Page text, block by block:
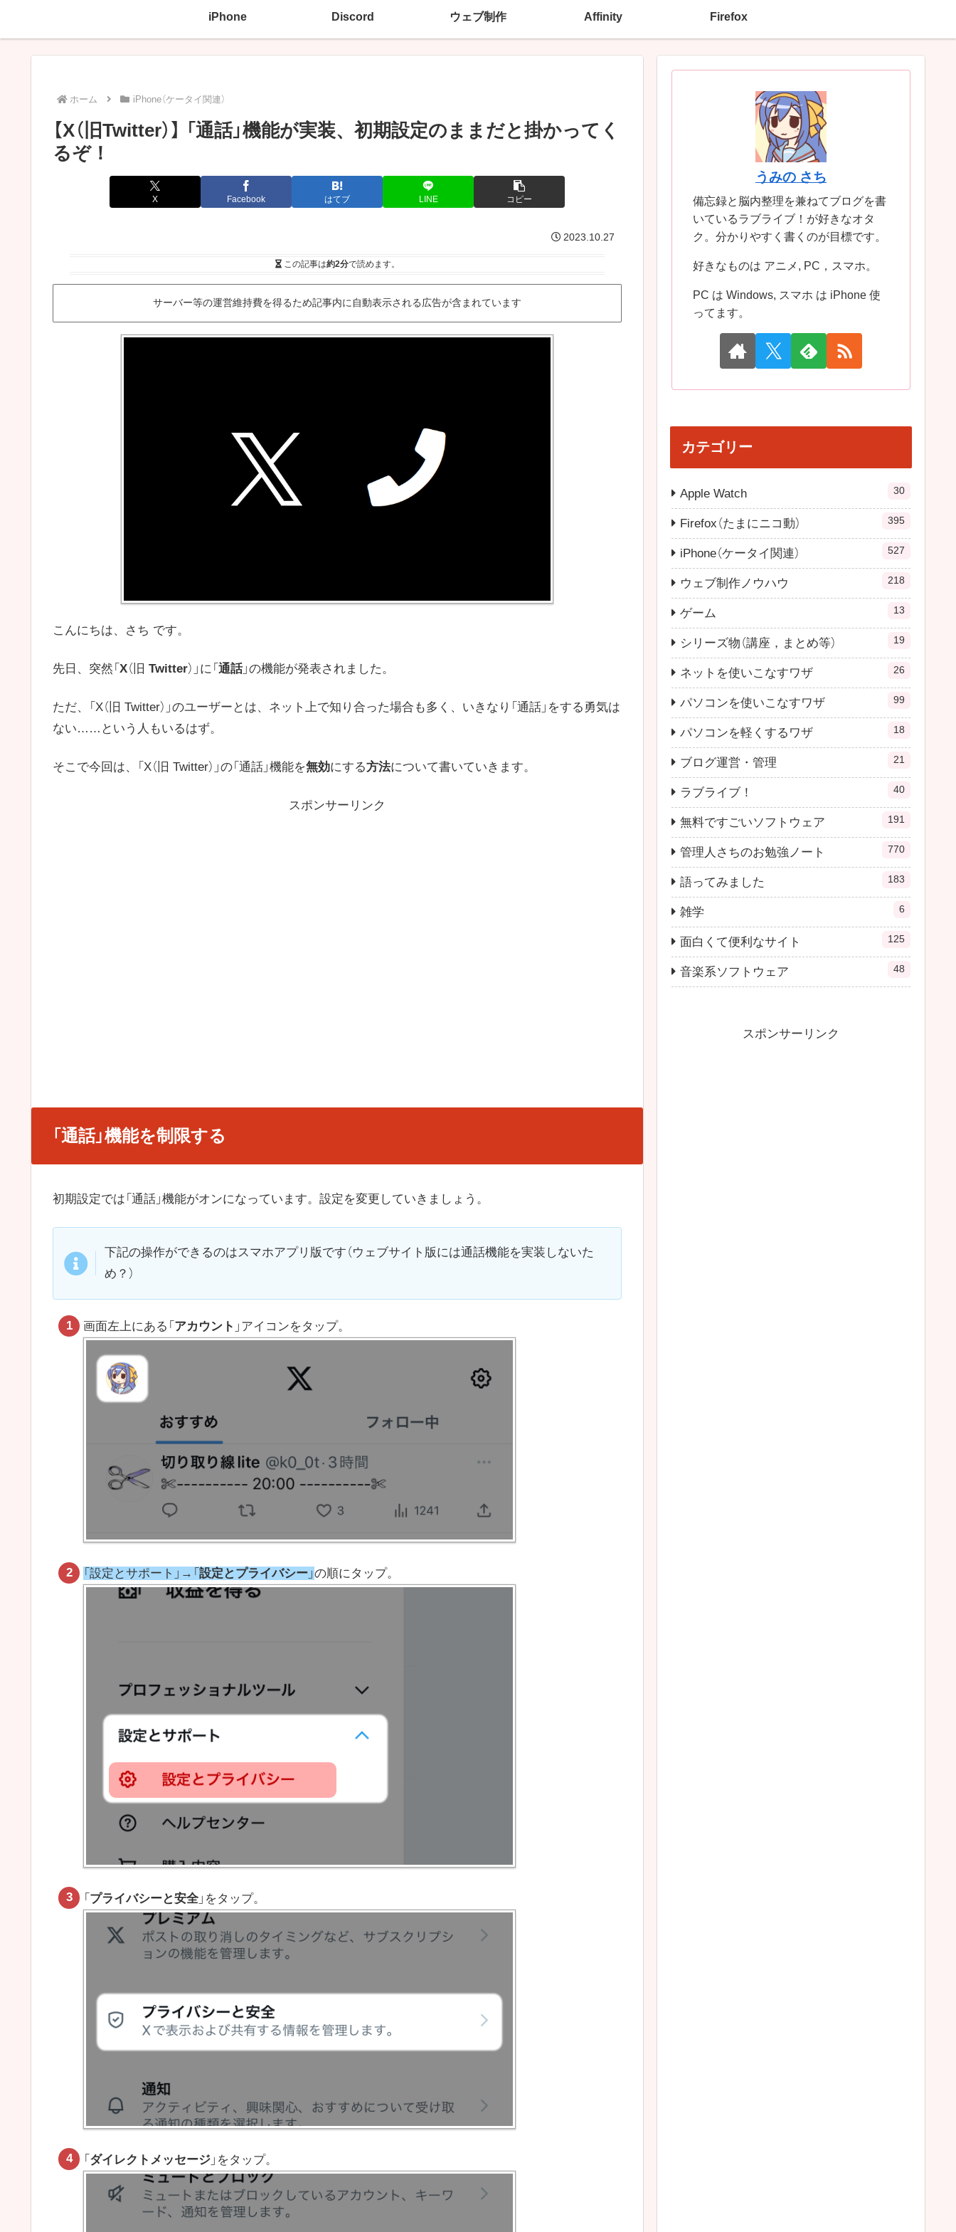
iPhone Discord ウェブ制作 Affinity Firefox
ホーム iPhone（ケータイ関連）
【X（旧Twitter）】 「通話」機能が実装、初期設定のままだと掛かってく
るぞ！
X Facebook はてブ LINE コピー
2023.10.27
この記事は約2分で読めます。
サーバー等の運営維持費を得るため記事内に自動表示される広告が含まれています
こんにちは、さち です。
先日、突然「 X（旧 Twitter）」に「 通話」の機能が発表されました。
ただ、「X（旧 Twitter）」のユーザーとは、ネット上で知り合った場合も多く、いきなり「通話」をする勇気は
ない……という人もいるはず。
そこで今回は、「X（旧 Twitter）」の「通話」機能を無効にする方法について書いていきます。
スポンサーリンク
「通話」機能を制限する
初期設定では「通話」機能がオンになっています。設定を変更していきましょう。
下記の操作ができるのはスマホアプリ版です（ウェブサイト版には通話機能を実装しないた
め？）
画面左上にある「 アカウント 」アイコンをタップ。
「設定とサポート」→「設定とプライバシー 」の順にタップ。
「 プライバシーと安全 」をタップ。
「 ダイレクトメッセージ 」をタップ。
うみの さち
備忘録と脳内整理を兼ねてブログを書
いているラブライブ！が好きなオタ
ク。分かりやすく書くのが目標です。
好きなものは アニメ, PC，スマホ。
PC は Windows, スマホ は iPhone 使
ってます。
カテゴリー
Apple Watch 30
Firefox（たまにニコ動） 395
iPhone（ケータイ関連） 527
ウェブ制作ノウハウ 218
ゲーム 13
シリーズ物（講座，まとめ等） 19
ネットを使いこなすワザ 26
パソコンを使いこなすワザ 99
パソコンを軽くするワザ 18
ブログ運営・管理 21
ラブライブ！ 40
無料ですごいソフトウェア 191
管理人さちのお勉強ノート 770
語ってみました 183
雑学 6
面白くて便利なサイト 125
音楽系ソフトウェア 48
スポンサーリンク